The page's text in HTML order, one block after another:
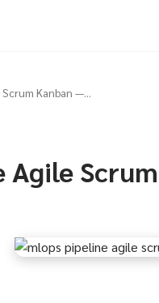
Scrum Kanban —...
Agile